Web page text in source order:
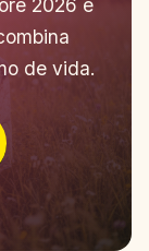
2026 e
de vida.